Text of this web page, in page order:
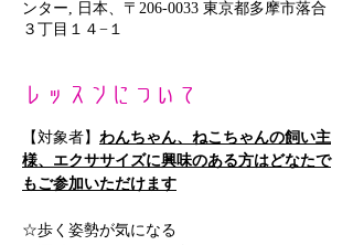
ンター, 日本、〒206-0033 東京都多摩市落合
３丁目１４−１
レッスンについて
【対象者】 わんちゃん、ねこちゃんの飼い主
様、エクササイズに興味のある方はどなたで
もご参加いただけます
☆歩く姿勢が気になる